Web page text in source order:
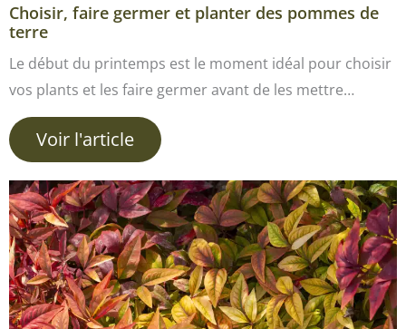
Choisir, faire germer et planter des pommes de
terre
Le début du printemps est le moment idéal pour choisir
vos plants et les faire germer avant de les mettre…
Voir l'article